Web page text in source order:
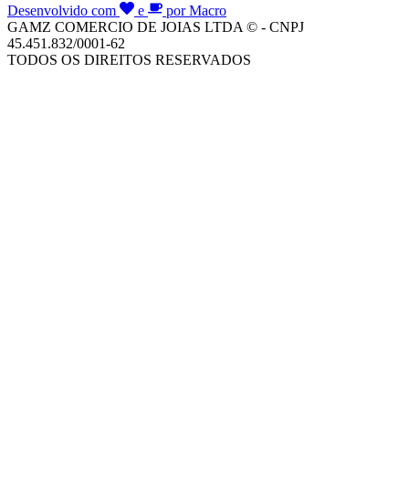
Desenvolvido com e
por Macro
GAMZ COMERCIO DE JOIAS LTDA © - CNPJ
45.451.832/0001-62
TODOS OS DIREITOS RESERVADOS